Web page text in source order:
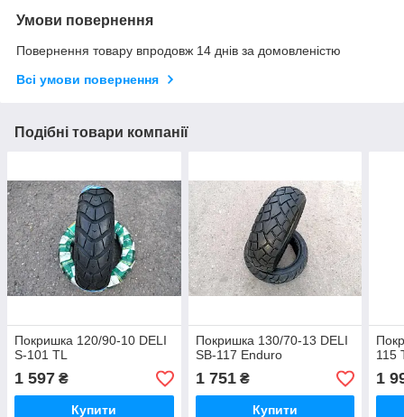
Умови повернення
Повернення товару впродовж 14 днів за домовленістю
Всі умови повернення
Подібні товари компанії
Покришка 120/90-10 DELI
S-101 TL
1 597 ₴
Купити
Покришка 130/70-13 DELI
SB-117 Enduro
1 751₴
Купити
115
1